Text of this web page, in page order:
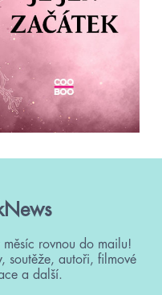
rovnou do mailu!
soutěže, autoři, filmové
a další.